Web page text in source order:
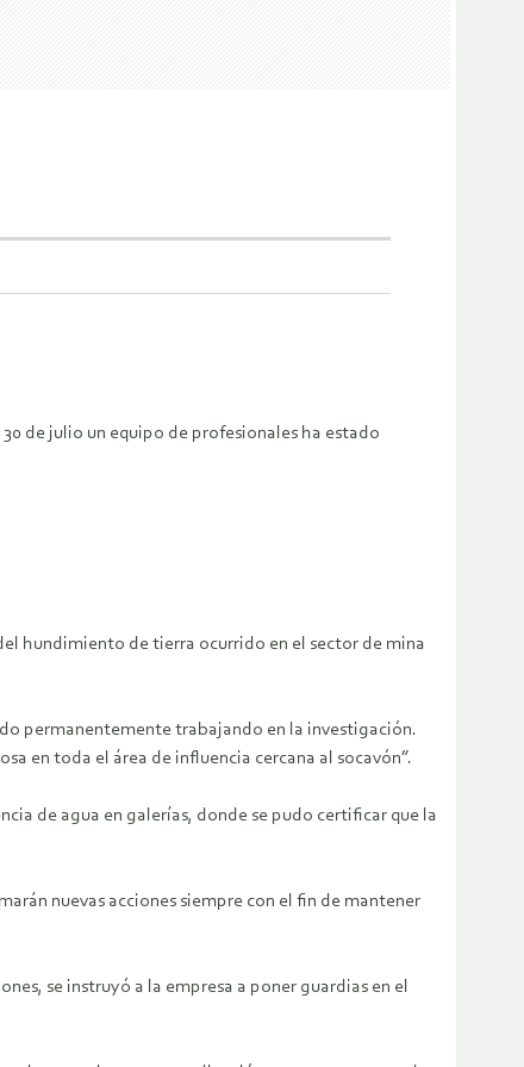
de julio un equipo de profesionales ha estado
hundimiento de tierra ocurrido en el sector de mina
permanentemente trabajando en la investigación.
en toda el área de influencia cercana al socavón”.
de agua en galerías, donde se pudo certificar que la
nuevas acciones siempre con el fin de mantener
se instruyó a la empresa a poner guardias en el